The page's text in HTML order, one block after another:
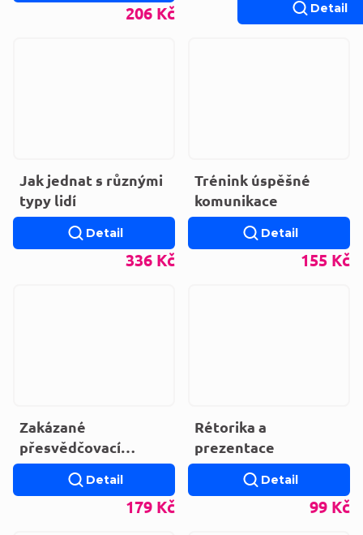
206 Kč Detail
Jak jednat s různými
typy lidí
336 Kč
Detail
Trénink úspěšné
komunikace
155 Kč
Detail
Zakázané
přesvědčovací
techniky
179 Kč
Detail
Rétorika a
prezentace
99 Kč
Detail